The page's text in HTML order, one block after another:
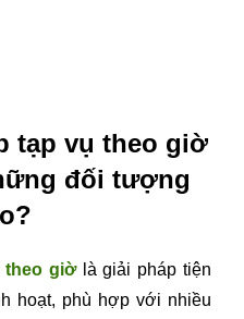
tạp vụ theo giờ
đối tượng
theo giờlà giải pháp tiện
hoạt, phù hợp với nhiều